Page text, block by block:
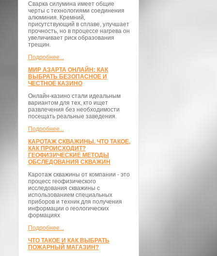
Сварка силумина имеет общие
черты с технологиями соединения
алюминия. Кремний,
присутствующий в сплаве, улучшает
прочность, но в процессе нагрева он
увеличивает риск образования
трещин.
Подробнее...
МИР АЗАРТА ОНЛАЙН: КАК
ВЫБРАТЬ БЕЗОПАСНОЕ И
ЧЕСТНОЕ КАЗИНО
Онлайн-казино стали идеальным
вариантом для тех, кто ищет
развлечения без необходимости
посещать реальные заведения.
Подробнее...
КАРОТАЖ СКВАЖИНЫ. ЧТО ТАКОЕ,
КАК ПРОИСХОДИТ?
ГЕОФИЗИЧЕСКИЕ МЕТОДЫ
ОБСЛЕДОВАНИЯ СКВАЖИН
Каротаж скважины от компании - это
процесс геофизического
исследования скважины с
использованием специальных
приборов и техник для получения
информации о геологических
формациях
Подробнее...
ЧТО ТАКОЕ И КАК ВЫБРАТЬ
ПОЖАРНЫЙ МАГАЗИН?